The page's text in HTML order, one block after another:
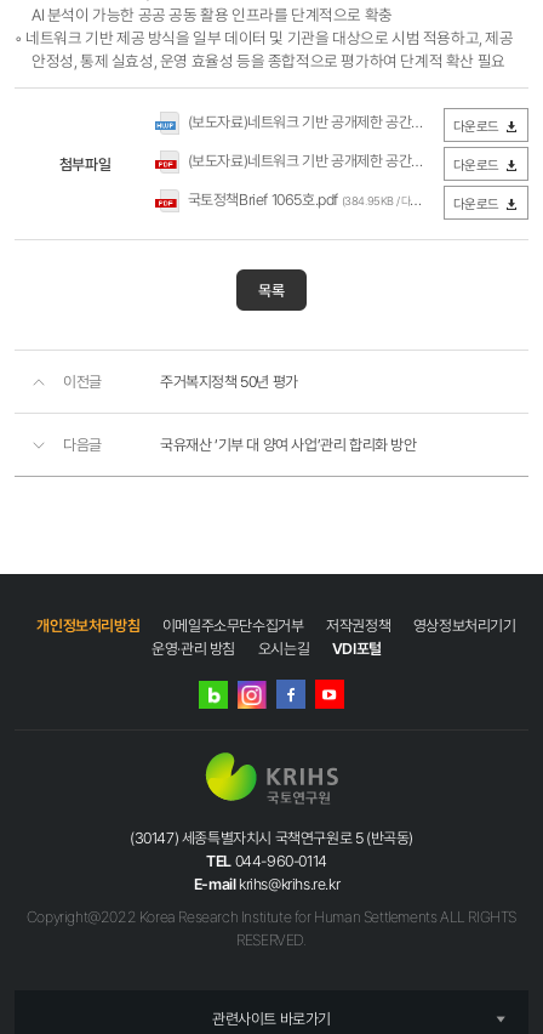
AI 분석이 가능한 공공 공동 활용 인프라를 단계적으로 확충
◦ 네트워크 기반 제공 방식을 일부 데이터 및 기관을 대상으로 시범 적용하고, 제공
안정성, 통제 실효성, 운영 효율성 등을 종합적으로 평가하여 단계적 확산 필요
첨부파일
(보도자료)네트워크 기반 공개제한 공간정보의 제공방안(국토연구원).hwp 다운로드
(보도자료)네트워크 기반 공개제한 공간정보의 제공방안(국토연구원).pdf 다운로드
국토정책Brief 1065호.pdf (384.95KB / 다운로드 82회) 다운로드
목록
이전글 주거복지정책 50년 평가
다음글 국유재산 ‘기부 대 양여 사업’관리 합리화 방안
개인정보처리방침 이메일주소무단수집거부 저작권정책
영상정보처리기기
운영·관리 방침
오시는길 VDI포털
네이버
인스타그램
(30147) 세종특별자치시 국책연구원로 5 (반곡동)
TEL 044-960-0114
E-mail krihs@krihs.re.kr
Copyright@2022 Korea Research Institute for Human Settlements ALL RIGHTS
RESERVED.
관련사이트 바로가기